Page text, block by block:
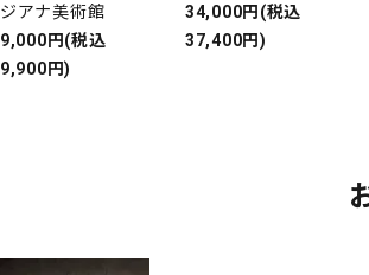
ジアナ美術館
9,000円(税込
9,900円)
34,000円(税込
37,400円)